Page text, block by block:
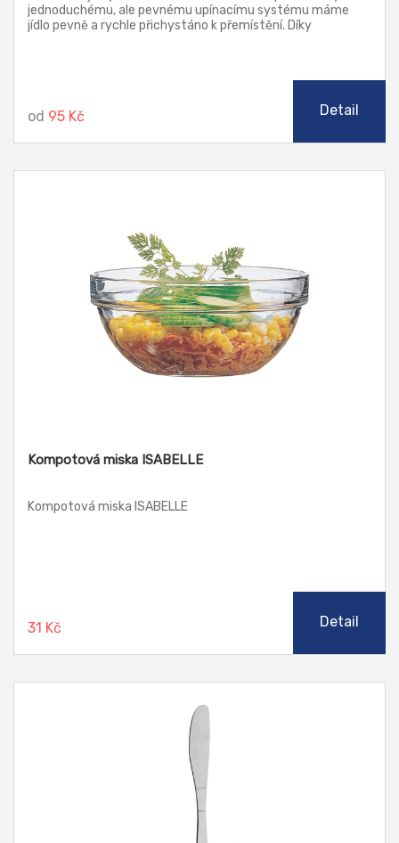
jednoduchému, ale pevnému upínacímu systému máme
jídlo pevně a rychle přichystáno k přemístění. Díky
od 95 Kč Detail
Kompotová miska ISABELLE
Kompotová miska ISABELLE
31 Kč Detail